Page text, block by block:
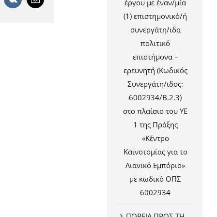
έργου με έναν/μία
(1) επιστημονικό/ή
συνεργάτη/ιδα
πολιτικό
επιστήμονα –
ερευνητή (Κωδικός
Συνεργάτη/ιδος:
6002934/Β.2.3)
στο πλαίσιο του ΥΕ
1 της Πράξης
«Κέντρο
Καινοτομίας για το
Λιανικό Εμπόριο»
με κωδικό ΟΠΣ
6002934